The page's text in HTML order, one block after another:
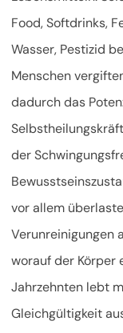
Food, Softdrinks,
Wasser, Pestizid
Menschen
dadurch das
der
vor allem
Verunreinigungen
worauf der Körper
Jahrzehnten lebt
Gleichgültigkeit